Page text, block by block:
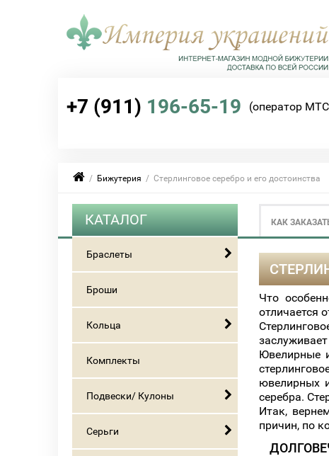
+7 (911) 196-65-19 (оператор
/ Бижутерия / Стерлинговое серебро и его достоинства
КАК
КАТАЛОГ
Браслеты
Броши
Кольца
Комплекты
Подвески/ Кулоны
Серьги
Что
отличается
Ювелирные
ювелирных
серебра.
Итак,
причин, по